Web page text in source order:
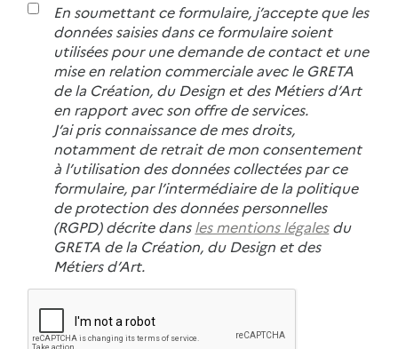
En soumettant ce formulaire, j’accepte que les
données saisies dans ce formulaire soient
utilisées pour une demande de contact et une
mise en relation commerciale avec le GRETA
de la Création, du Design et des Métiers d’Art
en rapport avec son offre de services.
J’ai pris connaissance de mes droits,
notamment de retrait de mon consentement
à l’utilisation des données collectées par ce
formulaire, par l’intermédiaire de la politique
de protection des données personnelles
(RGPD) décrite dansles mentions légalesdu
GRETA de la Création, du Design et des
Métiers d’Art.